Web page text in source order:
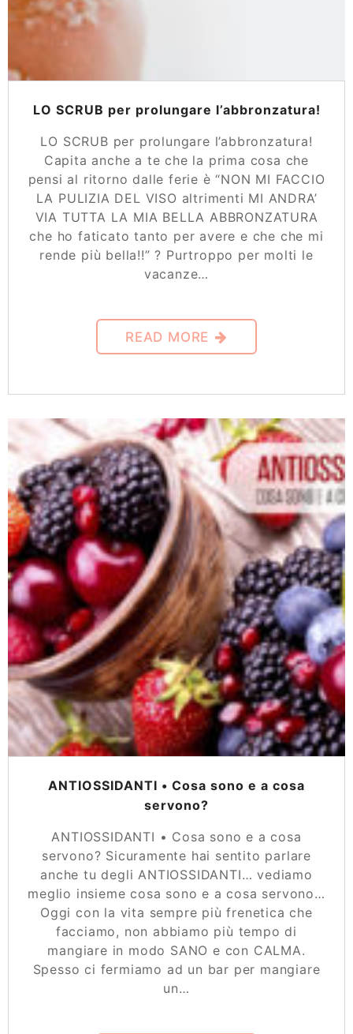
LO SCRUB per prolungare l’abbronzatura!
LO SCRUB per prolungare l’abbronzatura!
Capita anche a te che la prima cosa che
pensi al ritorno dalle ferie è “NON MI FACCIO
LA PULIZIA DEL VISO altrimenti MI ANDRA’
VIA TUTTA LA MIA BELLA ABBRONZATURA
che ho faticato tanto per avere e che che mi
rende più bella!!” ? Purtroppo per molti le
vacanze…
READ MORE
ANTIOSSIDANTI • Cosa sono e a cosa
servono?
ANTIOSSIDANTI • Cosa sono e a cosa
servono? Sicuramente hai sentito parlare
anche tu degli ANTIOSSIDANTI… vediamo
meglio insieme cosa sono e a cosa servono…
Oggi con la vita sempre più frenetica che
facciamo, non abbiamo più tempo di
mangiare in modo SANO e con CALMA.
Spesso ci fermiamo ad un bar per mangiare
un…